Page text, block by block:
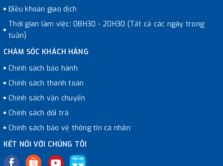
Điều khoản giao dịch
Thời gian làm việc: 08H30 - 20H30 (Tất cả các ngày trong
tuần)
CHĂM SÓC KHÁCH HÀNG
Chính sách bảo hành
Chính sách thanh toán
Chính sách vận chuyển
Chính sách đổi trả
Chính sách bảo vệ thông tin cá nhân
KẾT NỐI VỚI CHÚNG TÔI